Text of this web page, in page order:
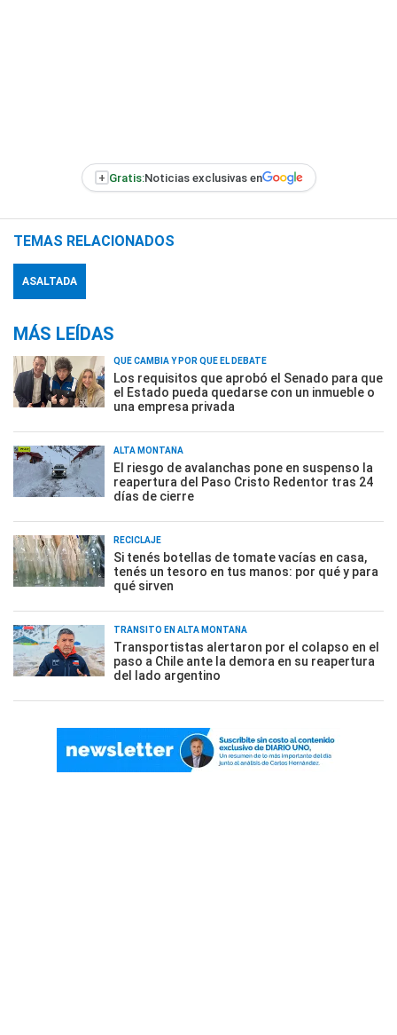
+ Gratis:Noticias exclusivas en
TEMAS RELACIONADOS
ASALTADA
MÁS LEÍDAS
QUÉ CAMBIA Y POR QUÉ EL DEBATE
Los requisitos que aprobó el Senado para que
el Estado pueda quedarse con un inmueble o
una empresa privada
ALTA MONTAÑA
El riesgo de avalanchas pone en suspenso la
reapertura del Paso Cristo Redentor tras 24
días de cierre
RECICLAJE
Si tenés botellas de tomate vacías en casa,
tenés un tesoro en tus manos: por qué y para
qué sirven
TRÁNSITO EN ALTA MONTAÑA
Transportistas alertaron por el colapso en el
paso a Chile ante la demora en su reapertura
del lado argentino